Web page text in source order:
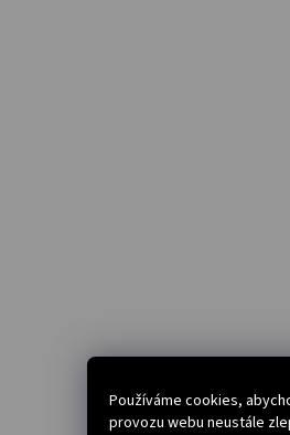
Používáme cookies,
provozu webu neustále